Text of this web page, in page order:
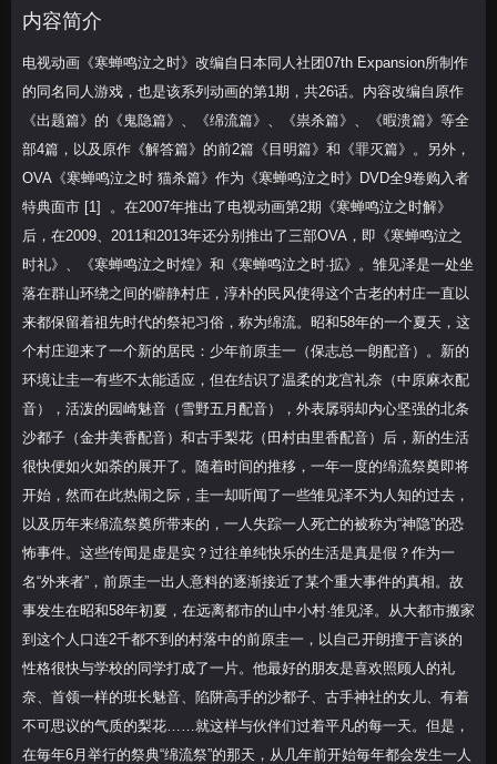
第24集
内容简介
电视动画《寒蝉鸣泣之时》改编自日本同人社团07th Expansion所制作
的同名同人游戏，也是该系列动画的第1期，共26话。内容改编自原作
《出题篇》的《鬼隐篇》、《绵流篇》、《祟杀篇》、《暇溃篇》等全
部4篇，以及原作《解答篇》的前2篇《目明篇》和《罪灭篇》。另外，
OVA《寒蝉鸣泣之时 猫杀篇》作为《寒蝉鸣泣之时》DVD全9卷购入者
特典面市 [1] 。在2007年推出了电视动画第2期《寒蝉鸣泣之时解》
后，在2009、2011和2013年还分别推出了三部OVA，即《寒蝉鸣泣之
时礼》、《寒蝉鸣泣之时煌》和《寒蝉鸣泣之时·拡》。雏见泽是一处坐
落在群山环绕之间的僻静村庄，淳朴的民风使得这个古老的村庄一直以
来都保留着祖先时代的祭祀习俗，称为绵流。昭和58年的一个夏天，这
个村庄迎来了一个新的居民：少年前原圭一（保志总一朗配音）。新的
环境让圭一有些不太能适应，但在结识了温柔的龙宫礼奈（中原麻衣配
音），活泼的园崎魅音（雪野五月配音），外表孱弱却内心坚强的北条
沙都子（金井美香配音）和古手梨花（田村由里香配音）后，新的生活
很快便如火如荼的展开了。随着时间的推移，一年一度的绵流祭奠即将
开始，然而在此热闹之际，圭一却听闻了一些雏见泽不为人知的过去，
以及历年来绵流祭奠所带来的，一人失踪一人死亡的被称为“神隐”的恐
怖事件。这些传闻是虚是实？过往单纯快乐的生活是真是假？作为一
名“外来者”，前原圭一出人意料的逐渐接近了某个重大事件的真相。故
事发生在昭和58年初夏，在远离都市的山中小村·雏见泽。从大都市搬家
到这个人口连2千都不到的村落中的前原圭一，以自己开朗擅于言谈的
性格很快与学校的同学打成了一片。他最好的朋友是喜欢照顾人的礼
奈、首领一样的班长魅音、陷阱高手的沙都子、古手神社的女儿、有着
不可思议的气质的梨花……就这样与伙伴们过着平凡的每一天。但是，
在毎年6月举行的祭典“绵流祭”的那天，从几年前开始毎年都会发生一人